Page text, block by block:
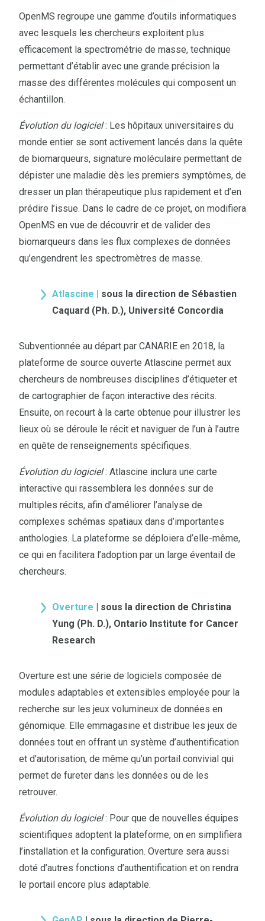
OpenMS regroupe une gamme d’outils informatiques
avec lesquels les chercheurs exploitent plus
efficacement la spectrométrie de masse, technique
permettant d’établir avec une grande précision la
masse des différentes molécules qui composent un
échantillon.
Évolution du logiciel: Les hôpitaux universitaires du
monde entier se sont activement lancés dans la quête
de biomarqueurs, signature moléculaire permettant de
dépister une maladie dès les premiers symptômes, de
dresser un plan thérapeutique plus rapidement et d’en
prédire l’issue. Dans le cadre de ce projet, on modifiera
OpenMS en vue de découvrir et de valider des
biomarqueurs dans les flux complexes de données
qu’engendrent les spectromètres de masse.
Atlascine | sous la direction de Sébastien
Caquard (Ph. D.), Université Concordia
Subventionnée au départ par CANARIE en 2018, la
plateforme de source ouverte Atlascine permet aux
chercheurs de nombreuses disciplines d’étiqueter et
de cartographier de façon interactive des récits.
Ensuite, on recourt à la carte obtenue pour illustrer les
lieux où se déroule le récit et naviguer de l’un à l’autre
en quête de renseignements spécifiques.
Évolution du logiciel: Atlascine inclura une carte
interactive qui rassemblera les données sur de
multiples récits, afin d’améliorer l’analyse de
complexes schémas spatiaux dans d’importantes
anthologies. La plateforme se déploiera d’elle-même,
ce qui en facilitera l’adoption par un large éventail de
chercheurs.
Overture | sous la direction de Christina
Yung (Ph. D.), Ontario Institute for Cancer
Research
Overture est une série de logiciels composée de
modules adaptables et extensibles employée pour la
recherche sur les jeux volumineux de données en
génomique. Elle emmagasine et distribue les jeux de
données tout en offrant un système d’authentification
et d’autorisation, de même qu’un portail convivial qui
permet de fureter dans les données ou de les
retrouver.
Évolution du logiciel: Pour que de nouvelles équipes
scientifiques adoptent la plateforme, on en simplifiera
l’installation et la configuration. Overture sera aussi
doté d’autres fonctions d’authentification et on rendra
le portail encore plus adaptable.